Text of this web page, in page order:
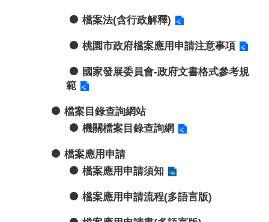
檔案法(含行政解釋)
桃園市政府檔案應用申請注意事項
國家發展委員會-政府文書格式參考規
範
檔案目錄查詢網站
機關檔案目錄查詢網
檔案應用申請
檔案應用申請須知
檔案應用申請流程(多語言版)